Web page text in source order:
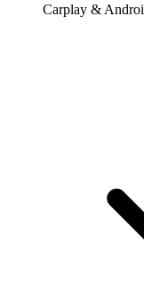
Carplay &